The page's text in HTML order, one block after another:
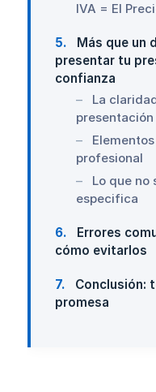
IVA = El
5
Más que un
presentar tu
confianza
La
presentación
profesional
Lo que no
especifica
6
Errores
cómo evitarlos
7
Conclusión:
promesa